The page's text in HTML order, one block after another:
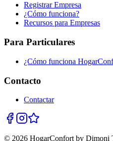
Registrar Empresa
¿Cómo funciona?
Recursos para Empresas
Para Particulares
¿Cómo funciona
Contacto
Contactar
© 2026 HogarConfort by Dimoni